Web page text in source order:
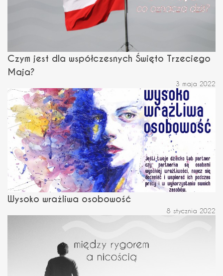
Czym jest dla współczesnych Święto Trzeciego
Maja?
3 maja 2022
Wysoko wrażliwa osobowość
8 stycznia 2022